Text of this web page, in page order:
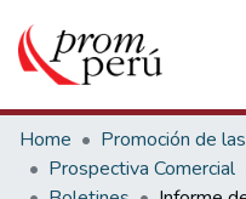
Communities & Collections
All of DSpace
Home
Prospectiva Comercial